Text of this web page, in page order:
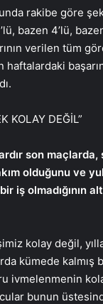
rakibe göre
bazen 4’lü,
verilen tüm
KOLAY DEĞİL”
son
olduğunu ve
iş olmadığının
kolay değil,
kümede kalmış
ivmelenmenin
bunun